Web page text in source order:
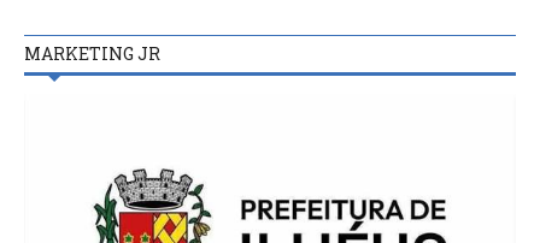
MARKETING JR